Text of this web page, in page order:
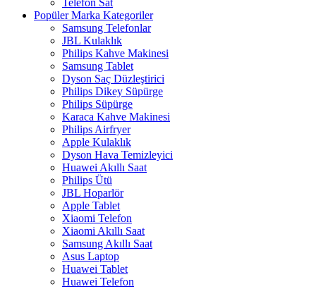
Telefon Sat
Popüler Marka Kategoriler
Samsung Telefonlar
JBL Kulaklık
Philips Kahve Makinesi
Samsung Tablet
Dyson Saç Düzleştirici
Philips Dikey Süpürge
Philips Süpürge
Karaca Kahve Makinesi
Philips Airfryer
Apple Kulaklık
Dyson Hava Temizleyici
Huawei Akıllı Saat
Philips Ütü
JBL Hoparlör
Apple Tablet
Xiaomi Telefon
Xiaomi Akıllı Saat
Samsung Akıllı Saat
Asus Laptop
Huawei Tablet
Huawei Telefon